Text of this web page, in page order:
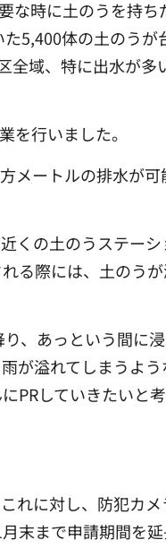
な時に土のうを持ち
5,400体の土のうが
全域、特に出水が多
を行いました。
メートルの排水が
くの土のうステー
る際には、土のう
、あっという間に
が溢れてしまうよ
していきたいと考
れに対し、防犯カ
末まで申請期間を